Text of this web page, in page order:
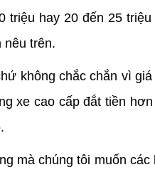
hay 20 đến 25
nêu trên.
không chắc chắn vì
xe cao cấp đắt tiền
mà chúng tôi muốn